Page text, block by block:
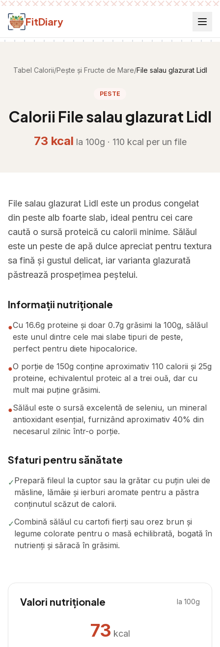
Salt la conținut
FitDiary
Tabel Calorii/Pește și Fructe de Mare/File salau glazurat Lidl
PESTE
Calorii File salau glazurat Lidl
73 kcal la 100g · 110 kcal per un file
File salau glazurat Lidl este un produs congelat
din peste alb foarte slab, ideal pentru cei care
caută o sursă proteică cu calorii minime. Sălăul
este un peste de apă dulce apreciat pentru textura
sa fină și gustul delicat, iar varianta glazurată
păstrează prospețimea peștelui.
Informații nutriționale
●Cu 16.6g proteine și doar 0.7g grăsimi la 100g, sălăul
este unul dintre cele mai slabe tipuri de peste,
perfect pentru diete hipocalorice.
●O porție de 150g conține aproximativ 110 calorii și 25g
proteine, echivalentul proteic al a trei ouă, dar cu
mult mai puține grăsimi.
●Sălăul este o sursă excelentă de seleniu, un mineral
antioxidant esențial, furnizând aproximativ 40% din
necesarul zilnic într-o porție.
Sfaturi pentru sănătate
✓Prepară fileul la cuptor sau la grătar cu puțin ulei de
măsline, lămâie și ierburi aromate pentru a păstra
conținutul scăzut de calorii.
✓Combină sălăul cu cartofi fierți sau orez brun și
legume colorate pentru o masă echilibrată, bogată în
nutrienți și săracă în grăsimi.
Valori nutriționale la 100g
73 kcal